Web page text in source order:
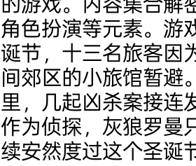
角色扮演等元素。游
诞节，十三名旅客因
间郊区的小旅馆暂避
里，几起凶杀案接连
作为侦探，灰狼罗曼
续安然度过这个圣诞